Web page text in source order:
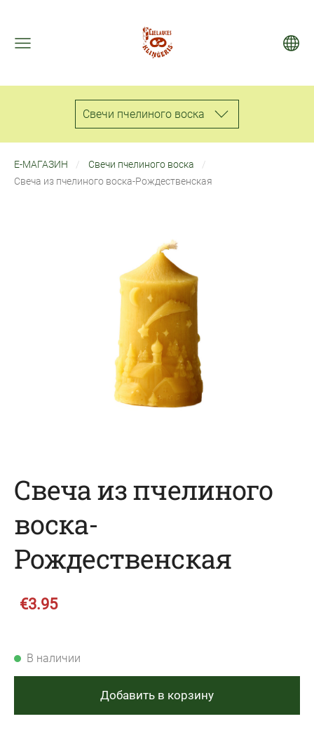
Свечи пчелиного воска
Е-МАГАЗИН
Свечи пчелиного воска
Свеча из пчелиного воска-Рождественская
Свеча из пчелиного
воска-
Рождественская
€3.95
В наличии
Добавить в корзину